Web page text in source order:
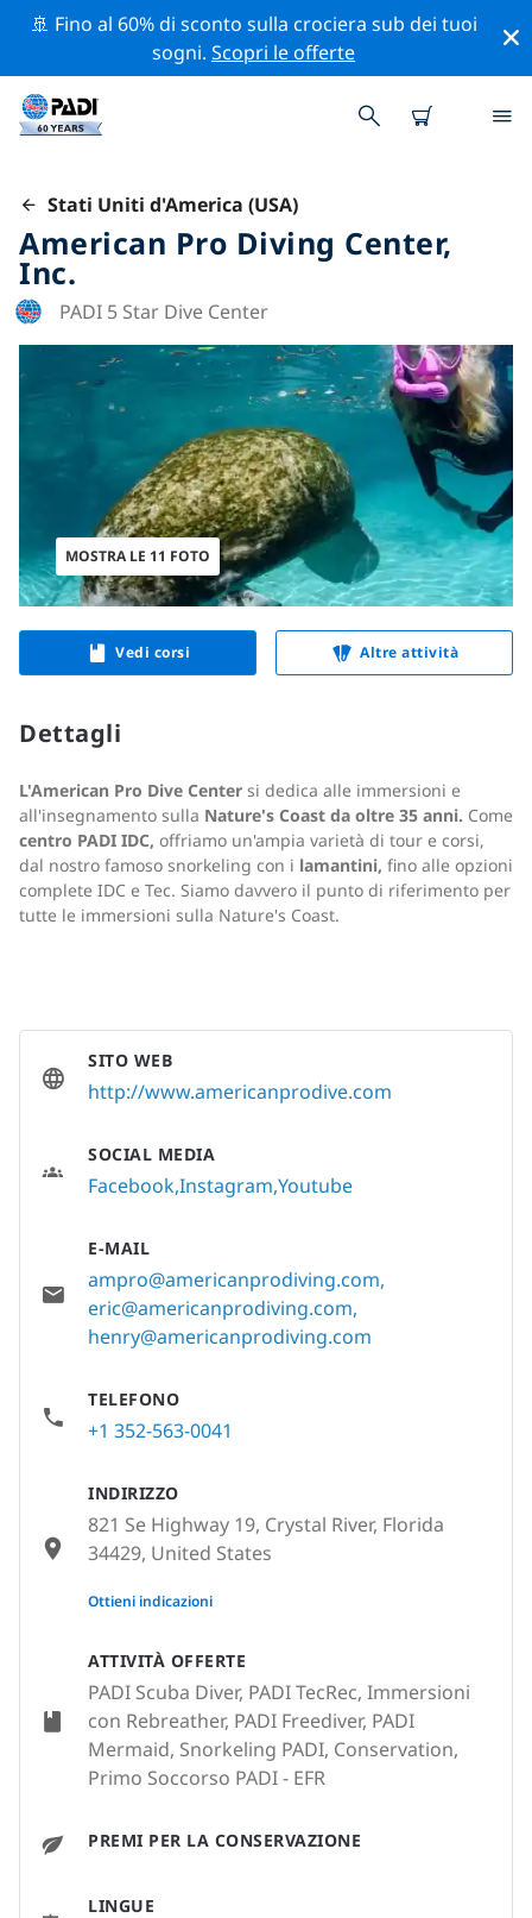
🚢 Fino al 60% di sconto sulla crociera sub dei tuoi
sogni.Scopri le offerte
Stati Uniti d'America (USA)
American Pro Diving Center,
Inc.
PADI 5 Star Dive Center
MOSTRA LE 11 FOTO
Vedi corsi Altre attività
Dettagli
L'American Pro Dive Center si dedica alle immersioni e
all'insegnamento sulla Nature's Coast da oltre 35 anni. Come
centro PADI IDC, offriamo un'ampia varietà di tour e corsi,
dal nostro famoso snorkeling con i lamantini, fino alle opzioni
complete IDC e Tec. Siamo davvero il punto di riferimento per
tutte le immersioni sulla Nature's Coast.
ATTIVITÀ OFFERTE
PADI Scuba Diver, PADI TecRec, Immersioni
con Rebreather, PADI Freediver, PADI
Mermaid, Snorkeling PADI, Conservation,
Primo Soccorso PADI - EFR
PREMI PER LA CONSERVAZIONE
LINGUE
SITO WEB
http://www.americanprodive.com
SOCIAL MEDIA
FacebookInstagram Youtube
E-MAIL
ampro@americanprodiving.com,
eric@americanprodiving.com,
henry@americanprodiving.com
TELEFONO
+1 352-563-0041
INDIRIZZO
821 Se Highway 19, Crystal River, Florida
34429, United States
None
Ottieni indicazioni